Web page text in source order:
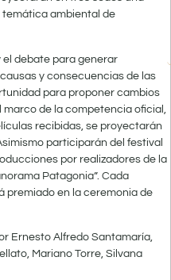
temática ambiental de
el debate para generar
y consecuencias de las
para proponer cambios
de la competencia oficial,
recibidas, se proyectarán
participarán del festival
por realizadores de la
Patagonia”. Cada
premiado en la ceremonia de
Ernesto Alfredo Santamaría,
Mariano Torre, Silvana